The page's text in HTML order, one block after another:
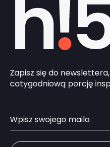
Zapisz się do
cotygodniową porcję